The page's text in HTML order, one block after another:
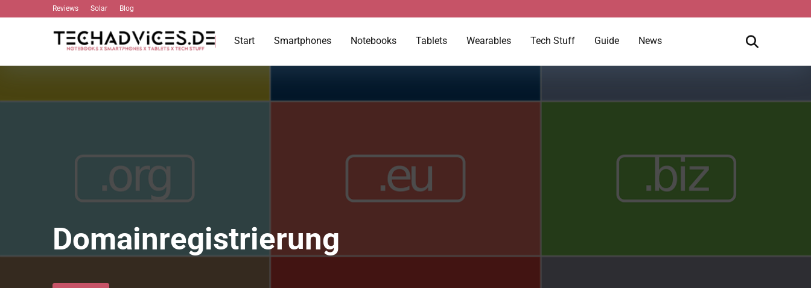
Reviews Solar Blog
Start Smartphones Notebooks Tablets Wearables Tech Stuff Guide News
Domainregistrierung